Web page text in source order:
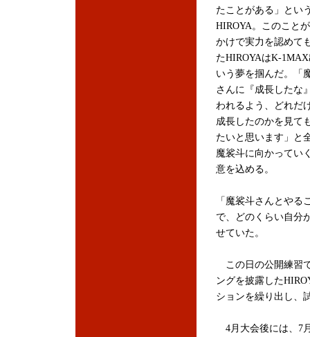
たことがある」とい
HIROYA。このこと
かけで実力を認めて
たHIROYAはK-
いう夢を掴んだ。「
さんに『成長したな
われるよう、どれだ
成長したのかを見て
たいと思います」と
魔裟斗に向かってい
意を込める。
「魔裟斗さんとや
で、どのくらい自分
せていた。
この日の公開練習
ングを披露した
ションを繰り出し、
4月大会後には、7